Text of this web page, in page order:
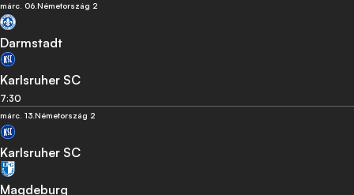
márc. 06.Németország 2
Darmstadt
Karlsruher SC
7:30
márc. 13.Németország 2
Karlsruher SC
Magdeburg